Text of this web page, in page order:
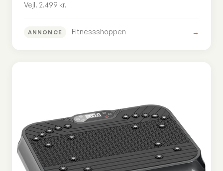
Bluetooth og certificeringsdokumentation.
Vejl. 2.499 kr.
ANNONCE Fitnessshoppen →